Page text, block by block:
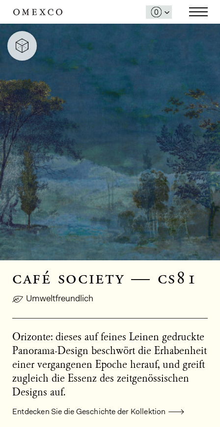
café society — cs81
Umweltfreundlich
Orizonte: dieses auf feines Leinen gedruckte
Panorama-Design beschwört die Erhabenheit
einer vergangenen Epoche herauf, und greift
zugleich die Essenz des zeitgenössischen
Designs auf.
Entdecken Sie die Geschichte der Kollektion